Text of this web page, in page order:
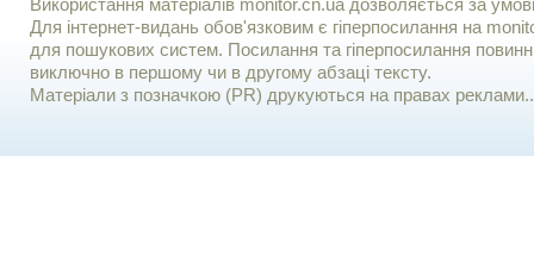
Використання матерiалiв monitor.cn.ua дозволяється за
Для iнтернет-видань обов'язковим є гiперпосилання на
для пошукових систем. Посилання та гіперпосилання
виключно в першому чи в другому абзаці тексту.
Матеріали з позначкою (PR) друкуються на правах реклами..